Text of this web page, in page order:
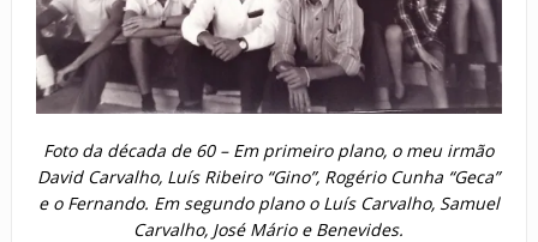
Foto da década de 60 – Em primeiro plano, o meu irmão
David Carvalho, Luís Ribeiro “Gino”, Rogério Cunha “Geca”
e o Fernando. Em segundo plano o Luís Carvalho, Samuel
Carvalho, José Mário e Benevides.